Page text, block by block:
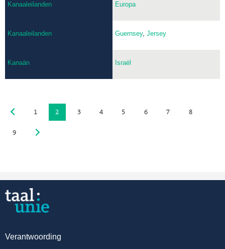
Kanaaleilanden Europa
Kanaaleilanden Guernsey, Jersey
Kanaän Israël
1 2 3 4 5 6 7 8
9
Verantwoording